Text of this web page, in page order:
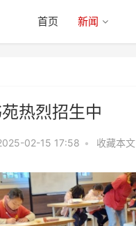
首页 新闻
热烈招生中
02-15 17:58 • 收藏本文